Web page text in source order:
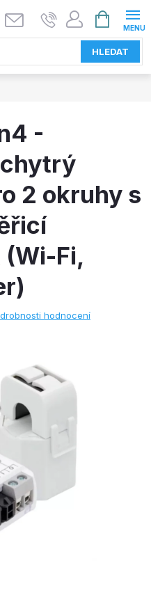
HLEDAT
NÁKUPNÍ
KOŠÍK
-
2 okruhy s
Fi,
hodnocení